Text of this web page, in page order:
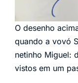
O desenho
quando a vovó
netinho Miguel:
vistos em um